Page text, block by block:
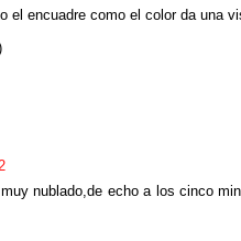
el encuadre como el color da una
nublado,de echo a los cinco